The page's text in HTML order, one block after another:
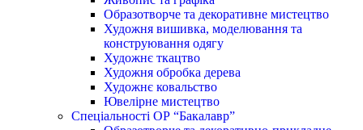
Образотворче та декоративне мистецтво
Художня вишивка, моделювання та
конструювання одягу
Художнє ткацтво
Художня обробка дерева
Художнє ковальство
Ювелірне мистецтво
Спеціальності ОР “Бакалавр”